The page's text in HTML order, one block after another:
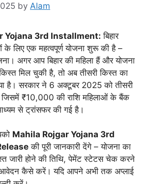
by Alam
Yojana 3rd Installment: बिहार
के लिए एक महत्वपूर्ण योजना शुरू की है –
अगर आप बिहार की महिला हैं और योजना
मिल चुकी है, तो अब तीसरी किस्त का
है। सरकार ने 6 अक्टूबर 2025 को तीसरी
जिसमें ₹10,000 की राशि महिलाओं के बैंक
से ट्रांसफर की गई है।
Mahila Rojgar Yojana 3rd
की पूरी जानकारी देंगे – योजना का
जारी होने की तिथि, पेमेंट स्टेटस चेक करने
आवेदन कैसे करें। यदि आपने अभी तक अप्लाई